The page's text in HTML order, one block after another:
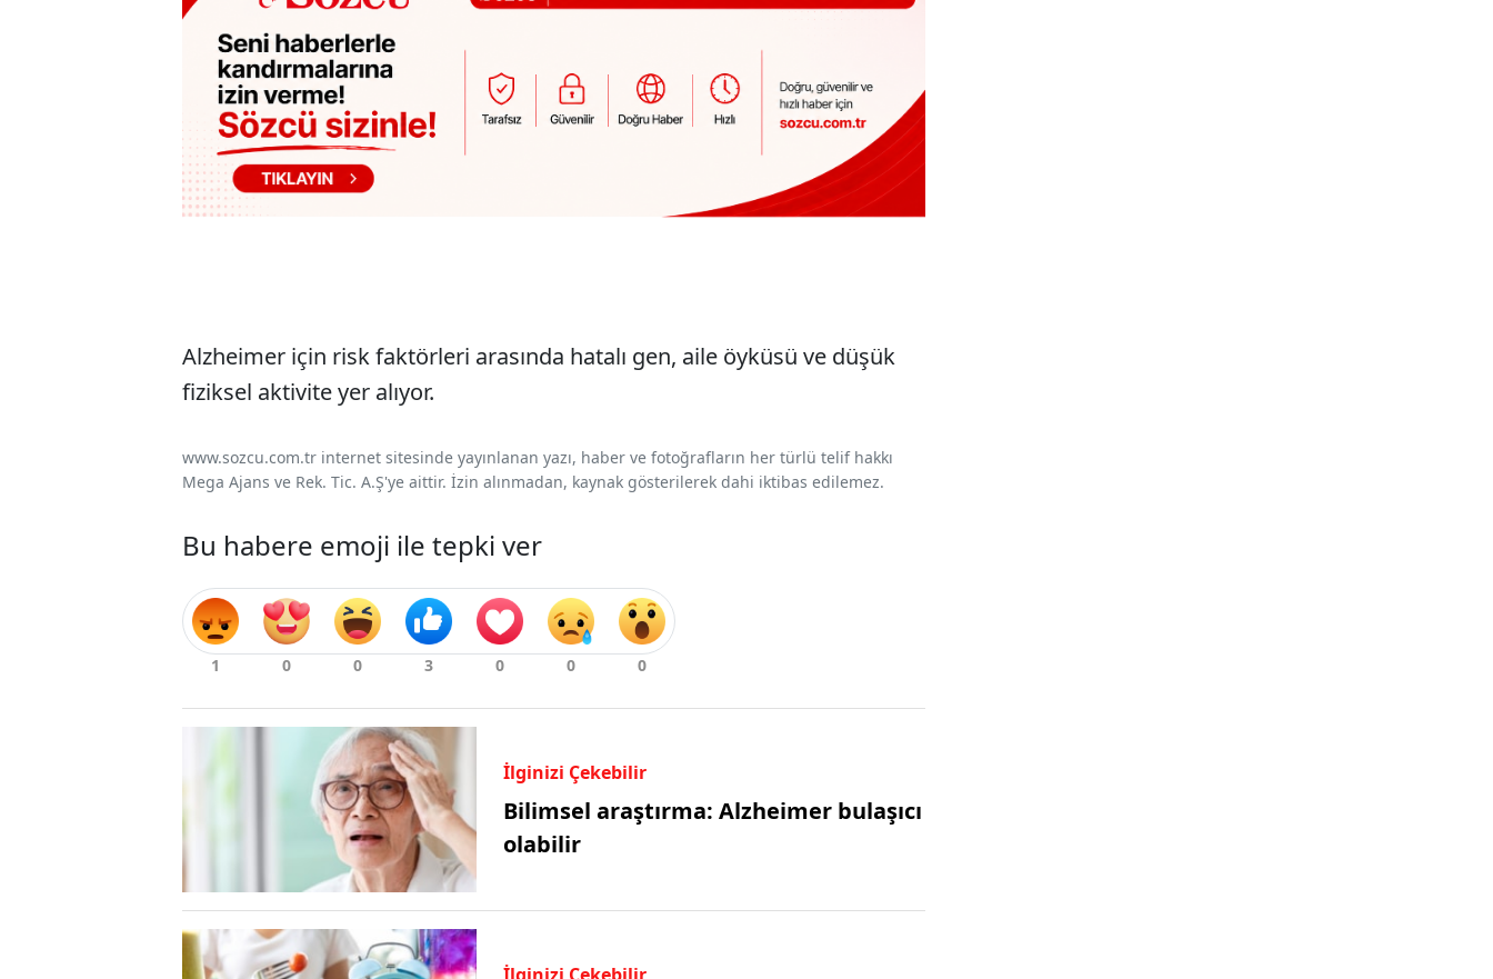
Alzheimer için risk faktörleri arasında hatalı gen, aile öyküsü ve düşük
fiziksel aktivite yer alıyor.
www.sozcu.com.tr internet sitesinde yayınlanan yazı, haber ve fotoğrafların her türlü telif hakkı
Mega Ajans ve Rek. Tic. A.Ş'ye aittir. İzin alınmadan, kaynak gösterilerek dahi iktibas edilemez.
Bu habere emoji ile tepki ver
İlginizi Çekebilir
Bilimsel araştırma: Alzheimer bulaşıcı
olabilir
İlginizi Çekebilir